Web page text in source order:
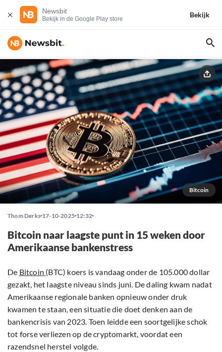
Newsbit
Bekijk in de Google Play store
Bekijk
Bitcoin
Thom Derks 17-10-2025 12:32
Bitcoin naar laagste punt in 15 weken door
Amerikaanse bankenstress
De Bitcoin (BTC) koers is vandaag onder de 105.000 dollar
gezakt, het laagste niveau sinds juni. De daling kwam nadat
Amerikaanse regionale banken opnieuw onder druk
kwamen te staan, een situatie die doet denken aan de
bankencrisis van 2023. Toen leidde een soortgelijke schok
tot forse verliezen op de cryptomarkt, voordat een
razendsnel herstel volgde.